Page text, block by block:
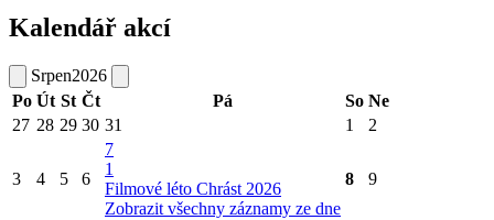
Kalendář akcí
Srpen2026
Po Út St Čt Pá So Ne
27 28 29 30 31 1 2
3 4 5 6
7
1
Filmové léto Chrást 2026
Zobrazit všechny záznamy ze dne
8 9